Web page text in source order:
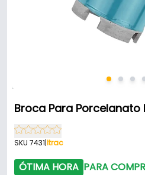
Broca Para
SKU 7431|Itrac
ÓTIMA HORA PARA